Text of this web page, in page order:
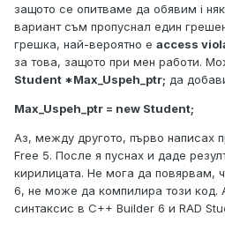
защото се опитваме да обявим i
вариант съм пропуснал един
грешка, най-вероятно е access
за това, защото при мен работи.
Student *Max_Uspeh_ptr; да
Max_Uspeh_ptr = new Student;
Аз, между другото, първо написах
Free 5. После я пуснах и даде
кирилицата. Не мога да повярвам,
6, не може да компилира този код.
синтаксис в C++ Builder 6 и RAD